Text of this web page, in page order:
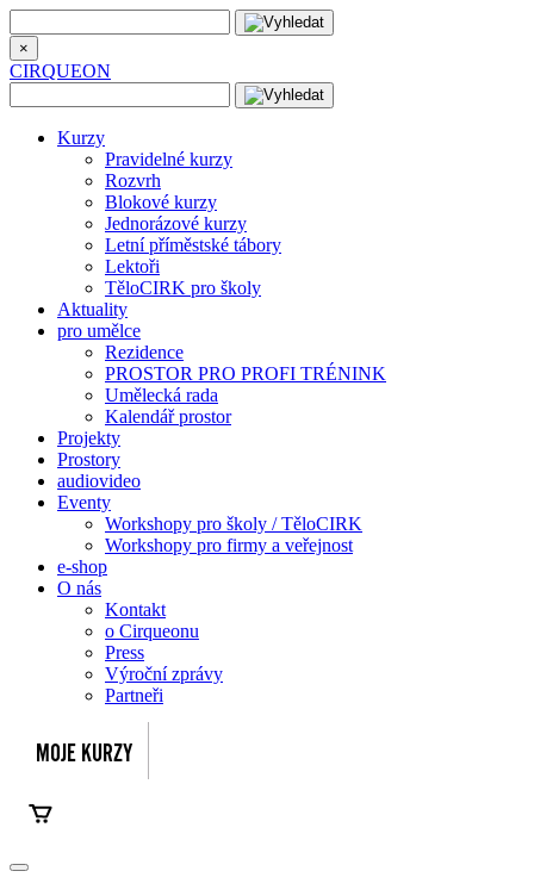
×
CIRQUEON
Kurzy
Pravidelné kurzy
Rozvrh
Blokové kurzy
Jednorázové kurzy
Letní příměstské tábory
Lektoři
TěloCIRK pro školy
Aktuality
pro umělce
Rezidence
PROSTOR PRO PROFI TRÉNINK
Umělecká rada
Kalendář prostor
Projekty
Prostory
audiovideo
Eventy
Workshopy pro školy / TěloCIRK
Workshopy pro firmy a veřejnost
e-shop
O nás
Kontakt
o Cirqueonu
Press
Výroční zprávy
Partneři